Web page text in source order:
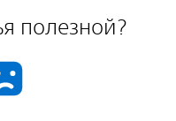
полезной?